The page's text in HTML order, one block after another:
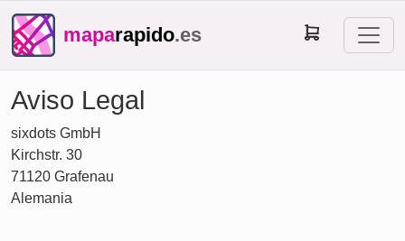
maparapido.es
Aviso Legal
sixdots GmbH
Kirchstr. 30
71120 Grafenau
Alemania